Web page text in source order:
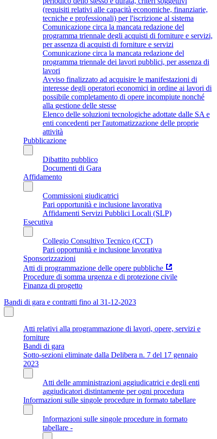
(requisiti relativi alle capacità economiche, finanziarie,
tecniche e professionali) per l'iscrizione al sistema
Comunicazione circa la mancata redazione del
programma triennale degli acquisti di forniture e servizi,
per assenza di acquisti di forniture e servizi
Comunicazione circa la mancata redazione del
programma triennale dei lavori pubblici, per assenza di
lavori
Avviso finalizzato ad acquisire le manifestazioni di
interesse degli operatori economici in ordine ai lavori di
possibile completamento di opere incompiute nonché
alla gestione delle stesse
Elenco delle soluzioni tecnologiche adottate dalle SA e
enti concedenti per l'automatizzazione delle proprie
attività
Pubblicazione
Dibattito pubblico
Documenti di Gara
Affidamento
Commissioni giudicatrici
Pari opportunità e inclusione lavorativa
Affidamenti Servizi Pubblici Locali (SLP)
Esecutiva
Collegio Consultivo Tecnico (CCT)
Pari opportunità e inclusione lavorativa
Sponsorizzazioni
Atti di programmazione delle opere pubbliche
Procedure di somma urgenza e di protezione civile
Finanza di progetto
Bandi di gara e contratti fino al 31-12-2023
Atti relativi alla programmazione di lavori, opere, servizi e
forniture
Bandi di gara
Sotto-sezioni eliminate dalla Delibera n. 7 del 17 gennaio
2023
Atti delle amministrazioni aggiudicatrici e degli enti
aggiudicatori distintamente per ogni procedura
Informazioni sulle singole procedure in formato tabellare
Informazioni sulle singole procedure in formato
tabellare -